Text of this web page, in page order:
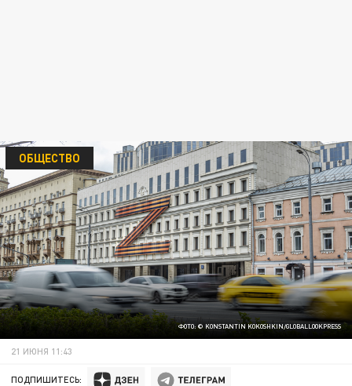
ФОТО: © KONSTANTIN KOKOSHKIN/GLOBALLOOKPRESS
ОБЩЕСТВО
21 ИЮНЯ 11:43
ПОДПИШИТЕСЬ: